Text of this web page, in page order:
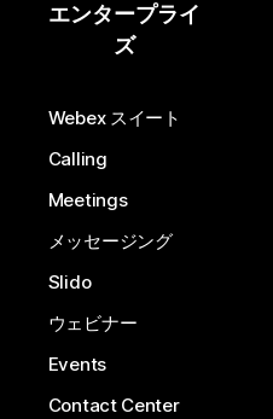
エンタープライ
ズ
Webex スイート
Calling
Meetings
メッセージング
Slido
ウェビナー
Events
Contact Center